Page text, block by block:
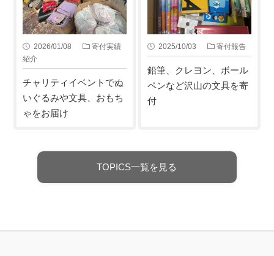
2026/01/08
寄付実績
紹介
チャリティイベントでぬ
いぐるみや文具、おもち
ゃをお届け
2025/10/03 寄付報告
鉛筆、クレヨン、ボール
ペンなど沢山の文具を寄
付
TOPICS一覧を見る